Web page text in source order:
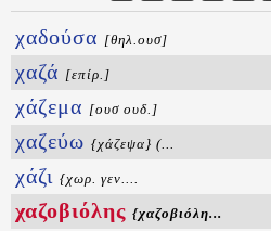
χαδούσα [θηλ.ουσ]
χαζά [επίρ.]
χάζεμα [ουσ ουδ.]
χαζεύω {χάζεψα} (...
χάζι {χωρ. γεν....
χαζοβιόλης {χαζοβιόλη...